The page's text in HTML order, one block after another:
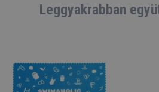
Leggyakrabban